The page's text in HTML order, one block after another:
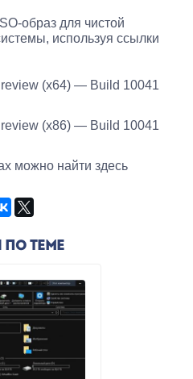
образ для чистой
используя ссылки
(x64) — Build 10041
(x86) — Build 10041
можно найти здесь
ПО ТЕМЕ